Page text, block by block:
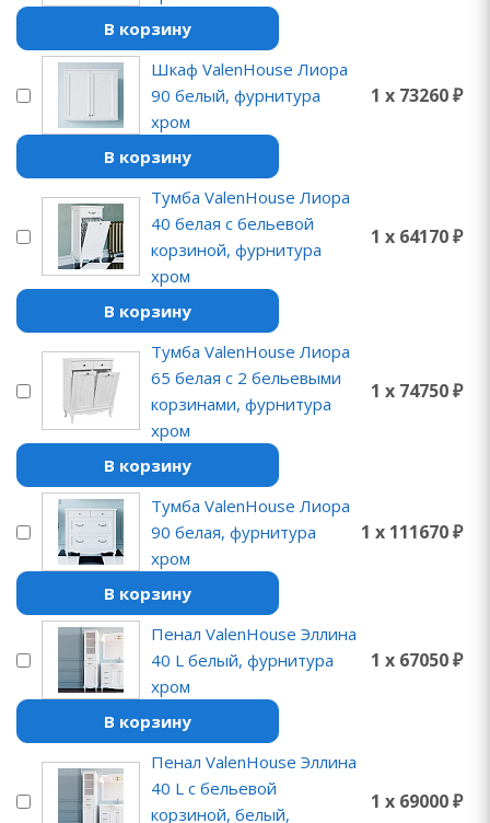
В корзину
Шкаф ValenHouse Лиора
90 белый, фурнитура
хром
1 x 73260 ₽
В корзину
Тумба ValenHouse Лиора
40 белая с бельевой
корзиной, фурнитура
хром
1 x 64170 ₽
В корзину
Тумба ValenHouse Лиора
65 белая с 2 бельевыми
корзинами, фурнитура
хром
1 x 74750 ₽
В корзину
Тумба ValenHouse Лиора
90 белая, фурнитура
хром
1 x 111670 ₽
В корзину
Пенал ValenHouse Эллина
40 L белый, фурнитура
хром
1 x 67050 ₽
В корзину
Пенал ValenHouse Эллина
40 L с бельевой
корзиной, белый,
1 x 69000 ₽